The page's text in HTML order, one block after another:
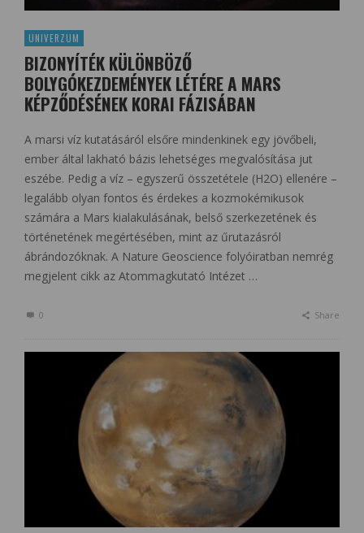
UNIVERZUM
BIZONYÍTÉK KÜLÖNBÖZŐ
BOLYGÓKEZDEMÉNYEK LÉTÉRE A MARS
KÉPZŐDÉSÉNEK KORAI FÁZISÁBAN
A marsi víz kutatásáról elsőre mindenkinek egy jövőbeli,
ember által lakható bázis lehetséges megvalósítása jut
eszébe. Pedig a víz – egyszerű összetétele (H2O) ellenére –
legalább olyan fontos és érdekes a kozmokémikusok
számára a Mars kialakulásának, belső szerkezetének és
történetének megértésében, mint az űrutazásról
ábrándozóknak. A Nature Geoscience folyóiratban nemrég
megjelent cikk az Atommagkutató Intézet …
0 Share